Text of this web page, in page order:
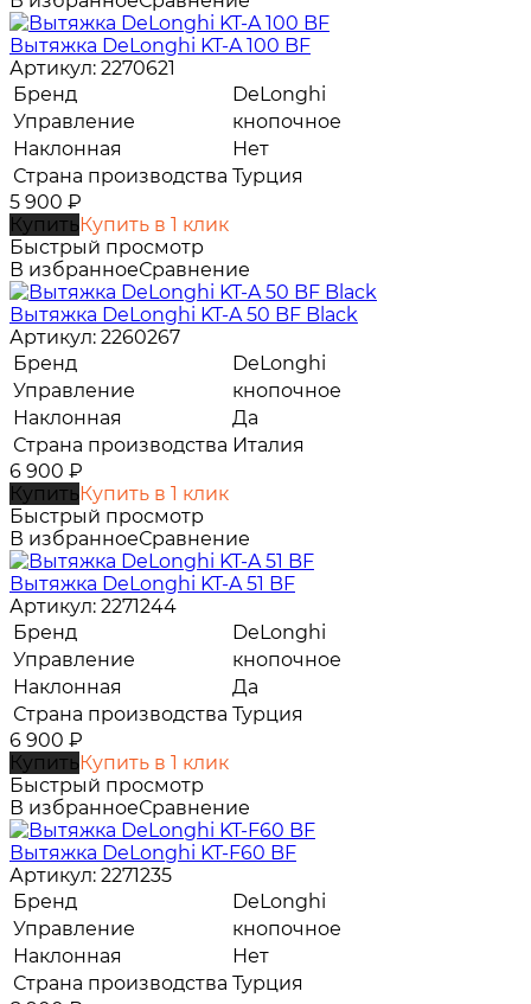
Вытяжка DeLonghi KT-A 100 BF
Артикул: 2270621
Бренд
DeLonghi
Управление
кнопочное
Наклонная
Нет
Страна производства Турция
5 900 ₽
КупитьКупить в 1 клик
Быстрый просмотр
В избранноеСравнение
Вытяжка DeLonghi KT-A 50 BF Black
Артикул: 2260267
Бренд
DeLonghi
Управление
кнопочное
Наклонная
Да
Страна производства Италия
6 900 ₽
КупитьКупить в 1 клик
Быстрый просмотр
В избранноеСравнение
Вытяжка DeLonghi KT-A 51 BF
Артикул: 2271244
Бренд
DeLonghi
Управление
кнопочное
Наклонная
Да
Страна производства Турция
6 900 ₽
КупитьКупить в 1 клик
Быстрый просмотр
В избранноеСравнение
Вытяжка DeLonghi KT-F60 BF
Артикул: 2271235
Бренд
DeLonghi
Управление
кнопочное
Наклонная
Нет
Страна производства Турция